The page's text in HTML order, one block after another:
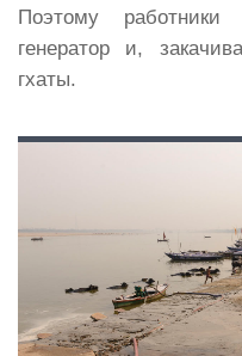
Поэтому работники
генератор и,
гхаты.